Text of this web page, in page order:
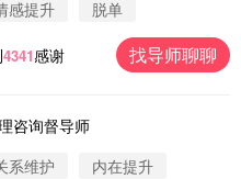
感提升 脱单
4341感谢 找导师聊聊
咨询督导师
系维护 内在提升
过此页面咨询，已获得专属情感方